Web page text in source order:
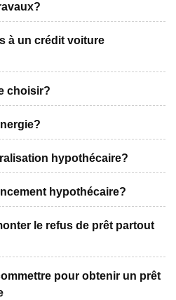
à un crédit voiture
choisir?
hypothécaire?
hypothécaire?
le refus de prêt partout
pour obtenir un prêt